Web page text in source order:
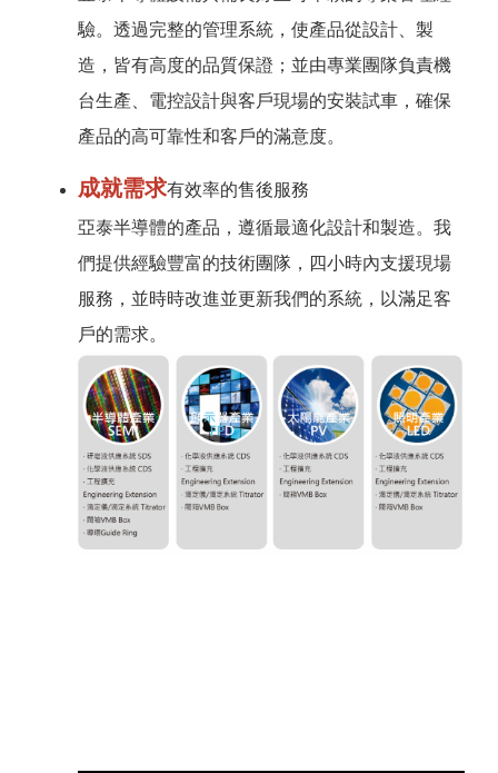
驗。透過完整的管理系統，使產品從設計、製
造，皆有高度的品質保證；並由專業團隊負責機
台生產、電控設計與客戶現場的安裝試車，確保
產品的高可靠性和客戶的滿意度。
成就需求有效率的售後服務
亞泰半導體的產品，遵循最適化設計和製造。我
們提供經驗豐富的技術團隊，四小時內支援現場
服務，並時時改進並更新我們的系統，以滿足客
戶的需求。